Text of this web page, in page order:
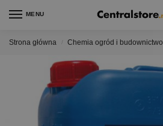
MENU
Strona główna Chemia ogród i budownictwo